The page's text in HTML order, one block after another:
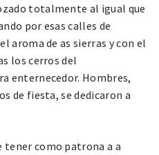
totalmente al igual que
por esas calles de
aroma de as sierras y con el
los cerros del
enternecedor. Hombres,
de fiesta, se dedicaron a
tener como patrona a a